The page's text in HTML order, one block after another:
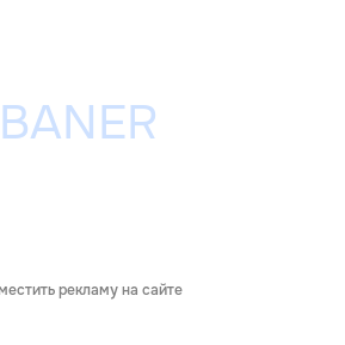
рекламу на сайте